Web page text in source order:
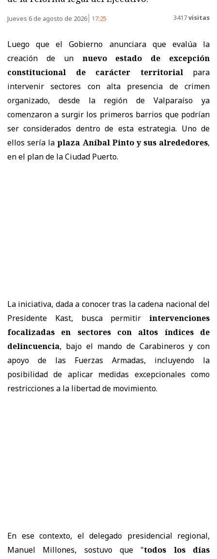
Jueves 6 de agosto de 2026 17:25 3417visitas
Luego que el Gobierno anunciara que evalúa la
creación de un nuevo estado de excepción
constitucional de carácter territorialpara
intervenir sectores con alta presencia de crimen
organizado, desde la región de Valparaíso ya
comenzaron a surgir los primeros barrios que podrían
ser considerados dentro de esta estrategia. Uno de
ellos sería laplaza Aníbal Pinto y sus alrededores,
en el plan de la Ciudad Puerto.
La iniciativa, dada a conocer tras la cadena nacional del
Presidente Kast, busca permitir intervenciones
focalizadas en sectores con altos índices de
delincuencia, bajo el mando de Carabineros y con
apoyo de las Fuerzas Armadas, incluyendo la
posibilidad de aplicar medidas excepcionales como
restricciones a la libertad de movimiento.
En ese contexto, el delegado presidencial regional,
Manuel Millones, sostuvo que "todos los días